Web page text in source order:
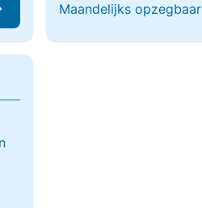
Maandelijks opzegbaar